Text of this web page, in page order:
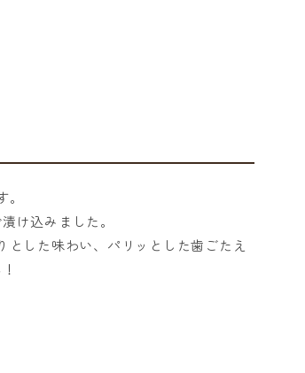
け込みました。
した味わい、パリッとした歯ごたえ